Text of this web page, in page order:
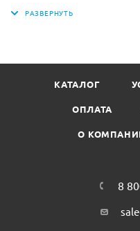
Комплектность:
Внешняя длина: 179 мм
Производитель : Д-
КАТАЛОГ
ОПЛАТА
О
8